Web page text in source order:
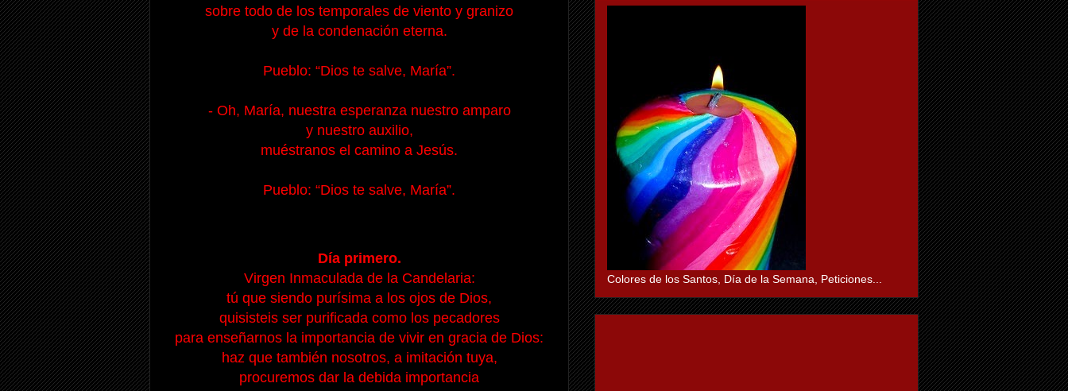
sobre todo de los temporales de viento y granizo
y de la condenación eterna.
Pueblo: “Dios te salve, María”.
- Oh, María, nuestra esperanza nuestro amparo
y nuestro auxilio,
muéstranos el camino a Jesús.
Pueblo: “Dios te salve, María”.
Día primero.
Virgen Inmaculada de la Candelaria:
tú que siendo purísima a los ojos de Dios,
quisisteis ser purificada como los pecadores
para enseñarnos la importancia de vivir en gracia de Dios:
haz que también nosotros, a imitación tuya,
procuremos dar la debida importancia
Colores de los Santos, Día de la Semana, Peticiones...